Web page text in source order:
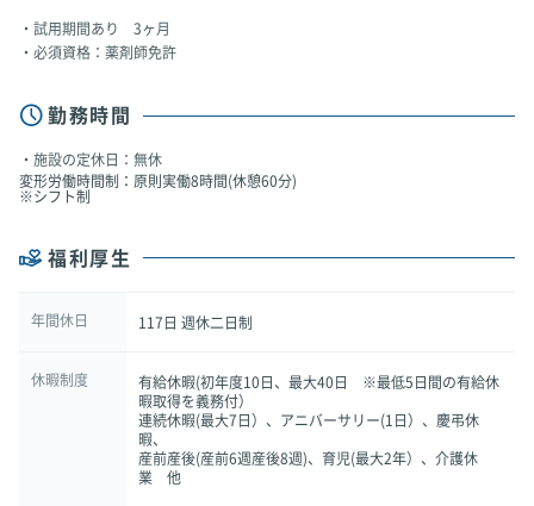
試用期間あり 3ヶ月
必須資格：薬剤師免許
勤務時間
施設の定休日：無休
変形労働時間制：原則実働8時間(休憩60分)
※シフト制
福利厚生
年間休日 117日 週休二日制
休暇制度
有給休暇(初年度10日、最大40日 ※最低5日間の有給休
暇取得を義務付）
連続休暇(最大7日）、アニバーサリー(1日）、慶弔休
暇、
産前産後(産前6週産後8週)、育児(最大2年）、介護休
業 他